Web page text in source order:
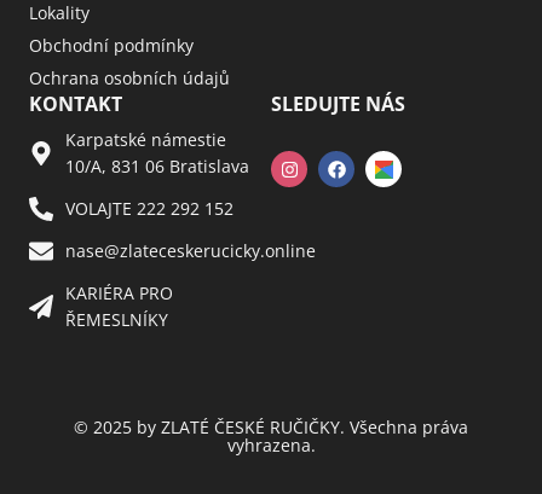
Lokality
Obchodní podmínky
Ochrana osobních údajů
KONTAKT
Karpatské námestie
10/A, 831 06 Bratislava
VOLAJTE 222 292 152
nase@zlateceskerucicky.online
KARIÉRA PRO
ŘEMESLNÍKY
SLEDUJTE NÁS
© 2025 by ZLATÉ ČESKÉ RUČIČKY. Všechna práva
vyhrazena.